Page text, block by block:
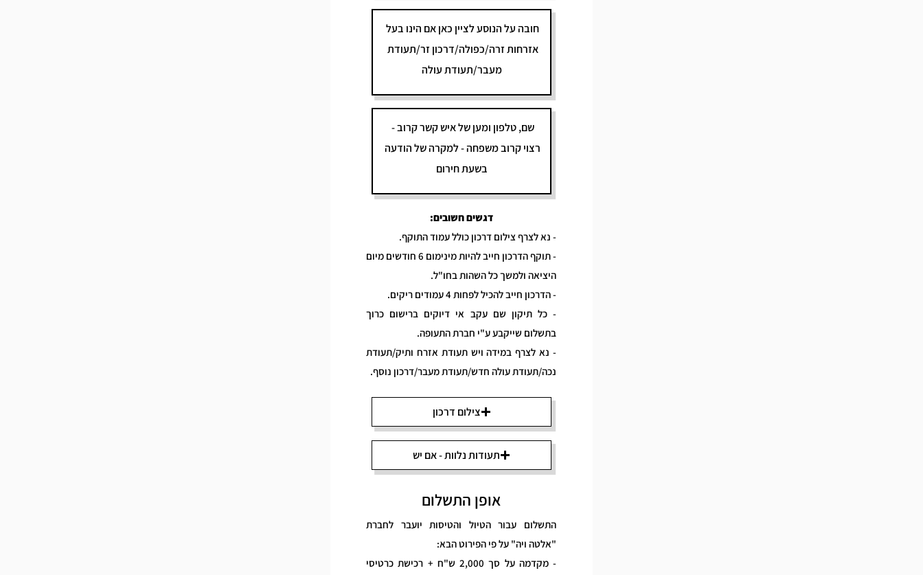
דגשים חשובים:
- נא לצרף צילום דרכון כולל עמוד התוקף.
- תוקף הדרכון חייב להיות מינימום 6 חודשים מיום
היציאה ולמשך כל השהות בחו"ל.
- הדרכון חייב להכיל לפחות 4 עמודים ריקים.
- כל תיקון שם עקב אי דיוקים ברישום כרוך
בתשלום שייקבע ע"י חברת התעופה.
- נא לצרף במידה ויש תעודת אזרח ותיק/תעודת
נכה/תעודת עולה חדש/תעודת מעבר/דרכון נוסף.
צילום דרכון
תעודות נלוות - אם יש
אופן התשלום
התשלום עבור הטיול והטיסות יועבר לחברת
"אלטה ויה" על פי הפירוט הבא:
- מקדמה על סך 2,000 ש"ח + רכישת כרטיסי